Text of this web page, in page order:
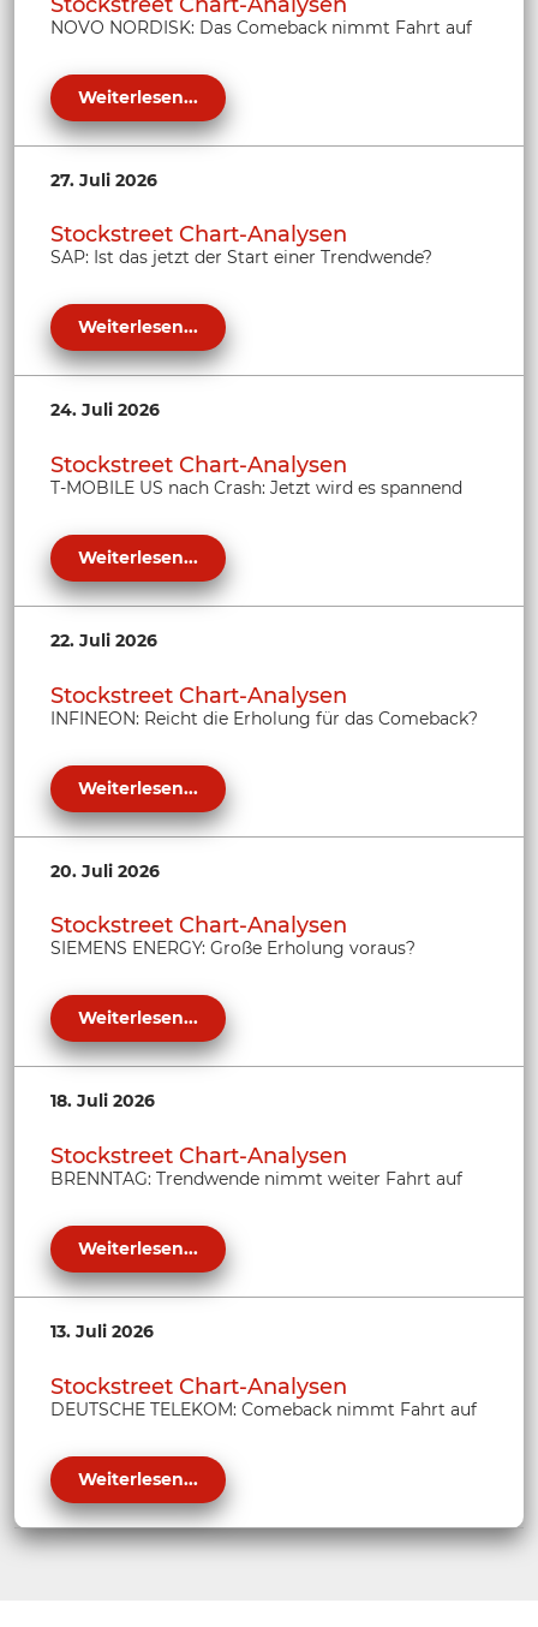
NOVO NORDISK: Das Comeback nimmt Fahrt auf
Weiterlesen...
27. Juli 2026
Stockstreet Chart-Analysen
SAP: Ist das jetzt der Start einer Trendwende?
Weiterlesen...
24. Juli 2026
Stockstreet Chart-Analysen
T-MOBILE US nach Crash: Jetzt wird es spannend
Weiterlesen...
22. Juli 2026
Stockstreet Chart-Analysen
INFINEON: Reicht die Erholung für das Comeback?
Weiterlesen...
20. Juli 2026
Stockstreet Chart-Analysen
SIEMENS ENERGY: Große Erholung voraus?
Weiterlesen...
18. Juli 2026
Stockstreet Chart-Analysen
BRENNTAG: Trendwende nimmt weiter Fahrt auf
Weiterlesen...
13. Juli 2026
Stockstreet Chart-Analysen
DEUTSCHE TELEKOM: Comeback nimmt Fahrt auf
Weiterlesen...